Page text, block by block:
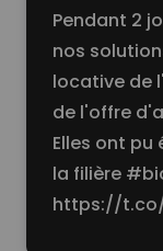
Pendant 2
nos
locative de
de l'offre
Elles ont
la filière
https://t.co/